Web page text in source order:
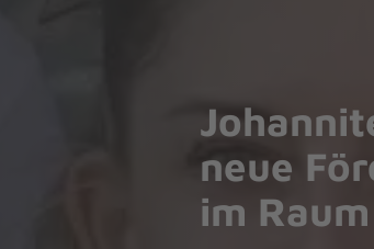
neue
im